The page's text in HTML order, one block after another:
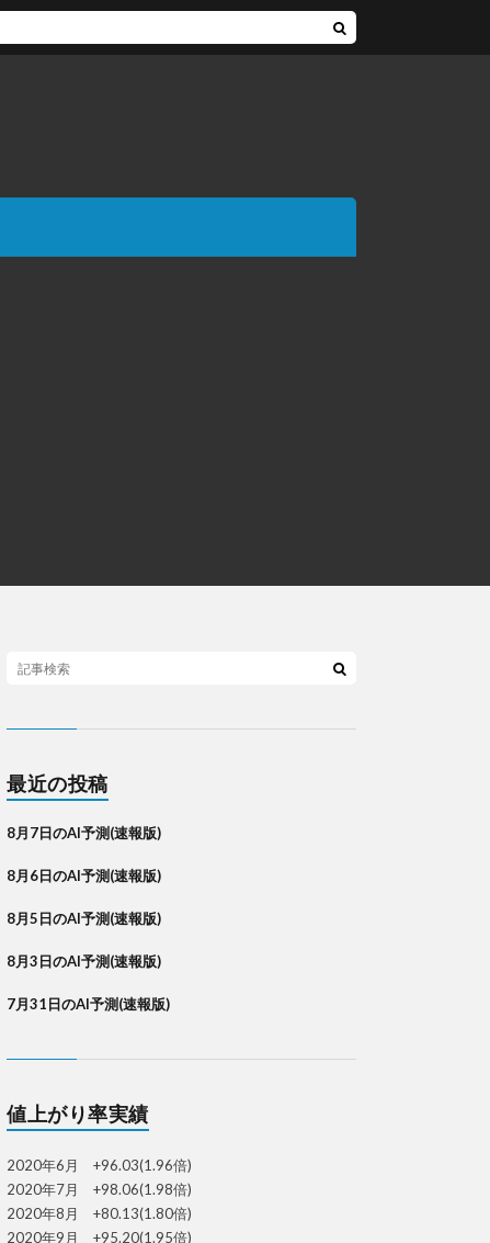
最近の投稿
8月7日のAI予測(速報版)
8月6日のAI予測(速報版)
8月5日のAI予測(速報版)
8月3日のAI予測(速報版)
7月31日のAI予測(速報版)
値上がり率実績
2020年6月 +96.03(1.96倍)
2020年7月 +98.06(1.98倍)
2020年8月 +80.13(1.80倍)
2020年9月 +95.20(1.95倍)